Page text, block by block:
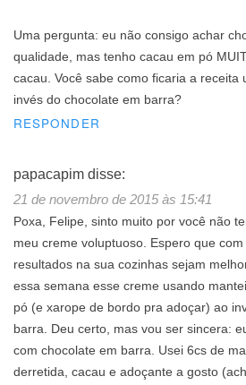
Uma pergunta: eu não consigo achar
qualidade, mas tenho cacau em pó
cacau. Você sabe como ficaria a receita
invés do chocolate em barra?
RESPONDER
papacapim disse:
21 de novembro de 2015 às 15:41
Poxa, Felipe, sinto muito por você não
meu creme voluptuoso. Espero que
resultados na sua cozinhas sejam
essa semana esse creme usando
pó (e xarope de bordo pra adoçar) ao
barra. Deu certo, mas vou ser sincera:
com chocolate em barra. Usei 6cs de
derretida, cacau e adoçante a gosto